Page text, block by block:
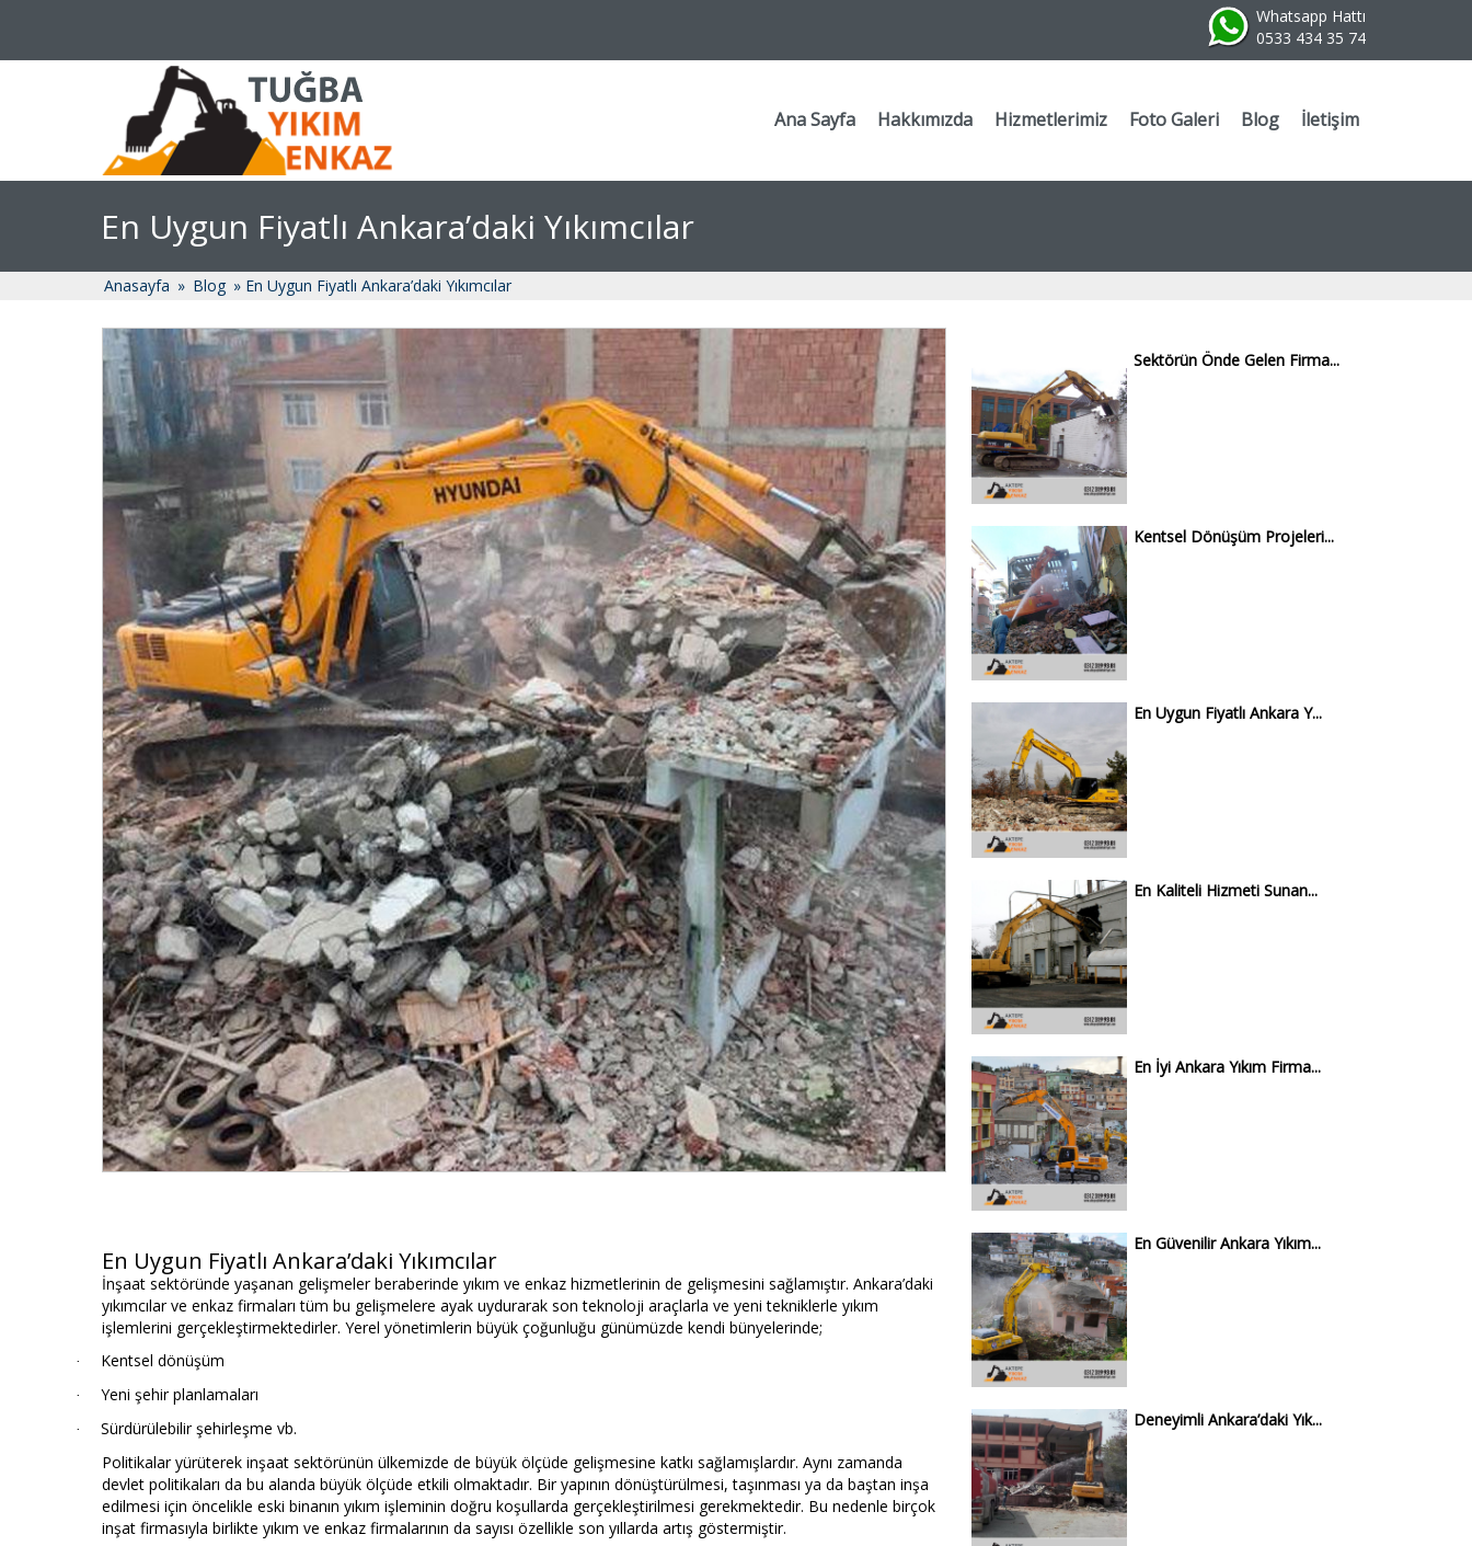
Whatsapp Hattı
0533 434 35 74
Ana Sayfa Hakkımızda Hizmetlerimiz Foto Galeri Blog İletişim
En Uygun Fiyatlı Ankara’daki Yıkımcılar
Anasayfa » Blog » En Uygun Fiyatlı Ankara’daki Yıkımcılar
En Uygun Fiyatlı Ankara’daki Yıkımcılar
İnşaat sektöründe yaşanan gelişmeler beraberinde yıkım ve enkaz hizmetlerinin de gelişmesini sağlamıştır. Ankara’daki
yıkımcılar ve enkaz firmaları tüm bu gelişmelere ayak uydurarak son teknoloji araçlarla ve yeni tekniklerle yıkım
işlemlerini gerçekleştirmektedirler. Yerel yönetimlerin büyük çoğunluğu günümüzde kendi bünyelerinde;
· Kentsel dönüşüm
· Yeni şehir planlamaları
·
Sürdürülebilir şehirleşme vb.
Politikalar yürüterek inşaat sektörünün ülkemizde de büyük ölçüde gelişmesine katkı sağlamışlardır. Aynı zamanda
devlet politikaları da bu alanda büyük ölçüde etkili olmaktadır. Bir yapının dönüştürülmesi, taşınması ya da baştan inşa
edilmesi için öncelikle eski binanın yıkım işleminin doğru koşullarda gerçekleştirilmesi gerekmektedir. Bu nedenle birçok
inşat firmasıyla birlikte yıkım ve enkaz firmalarının da sayısı özellikle son yıllarda artış göstermiştir.
Sektörün Önde Gelen Firma...
Kentsel Dönüşüm Projeleri...
En Uygun Fiyatlı Ankara Y...
En Kaliteli Hizmeti Sunan...
En İyi Ankara Yıkım Firma...
En Güvenilir Ankara Yıkım...
Deneyimli Ankara’daki Yık...